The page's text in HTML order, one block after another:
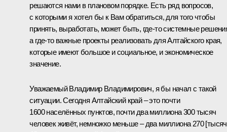
решаются нами в плановом порядке. Есть ряд вопросов,
с которыми я хотел бы к Вам обратиться, для того чтобы
принять, выработать, может быть, где-то системные
а где-то важные проекты реализовать для Алтайского края,
которые имеют большое и социальное, и экономическое
значение.
Уважаемый Владимир Владимирович, я бы начал с такой
ситуации. Сегодня Алтайский край – это почти
1600 населённых пунктов, почти два миллиона 300 тысяч
человек живёт, немножко меньше – два миллиона 270